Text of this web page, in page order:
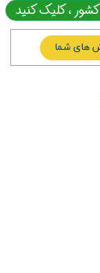
، کلیک کنید
های شما